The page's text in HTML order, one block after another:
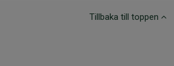
Tillbaka till toppen